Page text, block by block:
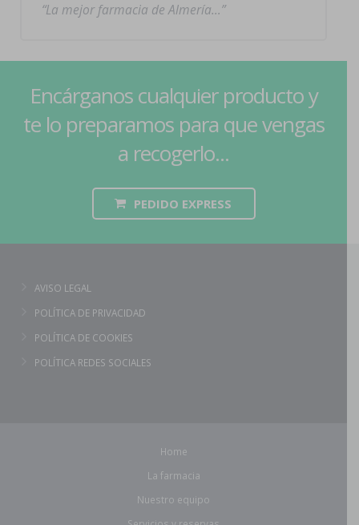
La mejor farmacia de Almería…
Encárganos cualquier producto y
te lo preparamos para que vengas
a recogerlo...
PEDIDO EXPRESS
AVISO LEGAL
POLÍTICA DE PRIVACIDAD
POLÍTICA DE COOKIES
POLÍTICA REDES SOCIALES
Home
La farmacia
Nuestro equipo